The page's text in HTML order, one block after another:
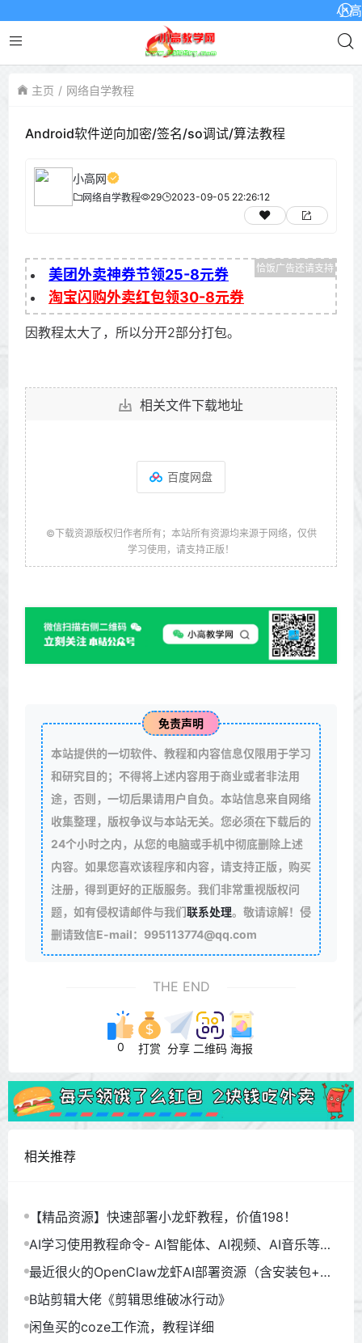
小高
主页 网络自学教程
Android软件逆向加密/签名/so调试/算法教程
小高网
网络自学教程 29 2023-09-05 22:26:12
美团外卖神券节领25-8元券
淘宝闪购外卖红包领30-8元券
因教程太大了，所以分开2部分打包。
相关文件下载地址
百度网盘
©下载资源版权归作者所有；本站所有资源均来源于网络，仅供
学习使用，请支持正版！
免责声明
本站提供的一切软件、教程和内容信息仅限用于学习
和研究目的；不得将上述内容用于商业或者非法用
途，否则，一切后果请用户自负。本站信息来自网络
收集整理，版权争议与本站无关。您必须在下载后的
24个小时之内，从您的电脑或手机中彻底删除上述
内容。如果您喜欢该程序和内容，请支持正版，购买
注册，得到更好的正版服务。我们非常重视版权问
题，如有侵权请邮件与我们联系处理。敬请谅解！侵
删请致信E-mail：995113774@qq.com
THE END
0 打赏 分享 二维码 海报
相关推荐
【精品资源】快速部署小龙虾教程，价值198！
AI学习使用教程命令- AI智能体、AI视频、AI音乐等
（930GB）
最近很火的OpenClaw龙虾AI部署资源（含安装包+教
程）
B站剪辑大佬《剪辑思维破冰行动》
闲鱼买的coze工作流，教程详细